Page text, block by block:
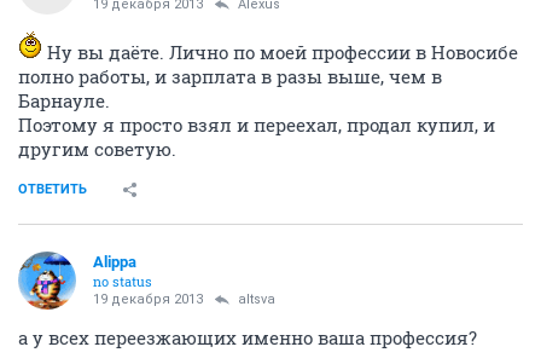
19 декабря 2013 Alexus
Ну вы даёте. Лично по моей профессии в Новосибе
полно работы, и зарплата в разы выше, чем в
Барнауле.
Поэтому я просто взял и переехал, продал купил, и
другим советую.
ОТВЕТИТЬ
Alippa
no status
19 декабря 2013 altsva
а у всех переезжающих именно ваша профессия?